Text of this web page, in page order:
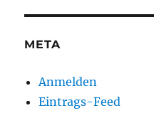
META
Anmelden
Eintrags-Feed